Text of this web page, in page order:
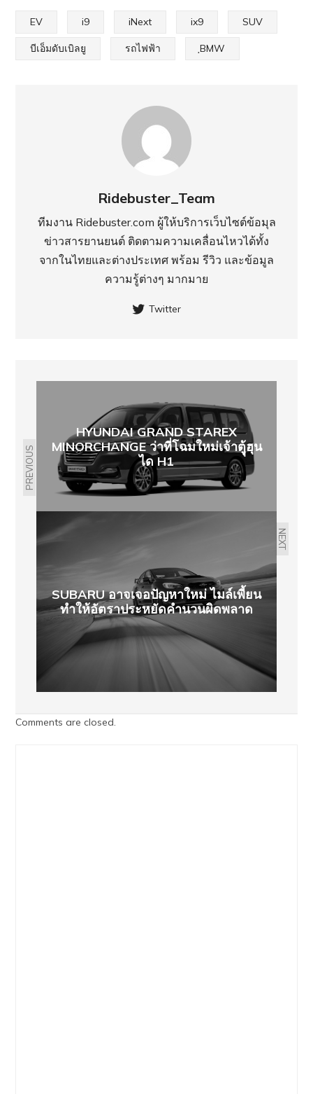
EV i9 iNext ix9 SUV
บีเอ็มดับเบิลยู รถไฟฟ้า ฺBMW
Ridebuster_Team
ทีมงาน Ridebuster.com ผู้ให้บริการเว็บไซต์ข้อมุล
ข่าวสารยานยนต์ ติดตามความเคลื่อนไหวได้ทั้ง
จากในไทยและต่างประเทศ พร้อม รีวิว และข้อมูล
ความรู้ต่างๆ มากมาย
Twitter
PREVIOUS
HYUNDAI GRAND STAREX
MINORCHANGE ว่าที่โฉมใหม่เจ้าตฺูุ้ฮุน
ได H1
NEXT
SUBARU อาจเจอปัญหาใหม่ ไมล์เพี้ยน
ทำให้อัตราประหยัดคำนวนผิดพลาด
Comments are closed.